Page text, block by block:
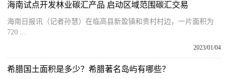
海南试点开发林业碳汇产品 启动区域范围碳汇交易
海南日报讯（记者孙慧）在临高县新盈镇和贵村村边，一片面积为
720 ...
2023/01/04
希腊国土面积是多少？希腊著名岛屿有哪些？